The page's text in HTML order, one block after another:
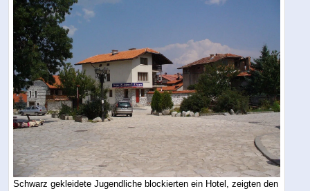
Schwarz gekleidete Jugendliche blockierten ein Hotel, zeigten den